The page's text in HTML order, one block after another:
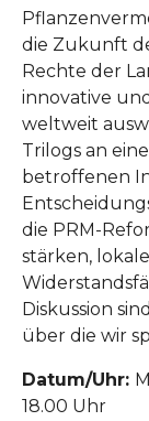
die Zukunft
Rechte der
innovative
weltweit
Trilogs an
betroffenen
die PRM-
stärken,
Diskussion
über die wir
Datum/Uhr:
18.00 Uhr